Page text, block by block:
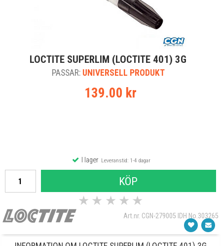
När du valt kommer butiken visa delar för vald moped
och universella produkter.
LOCTITE SUPERLIM (LOCTITE 401) 3G
PASSAR: UNIVERSELL PRODUKT
139.00 kr
I lagerLeveranstid: 1-4 dagar
KÖP
★ ★ ★ ★ ★
Art.nr. CGN-279005 IDH No.303265